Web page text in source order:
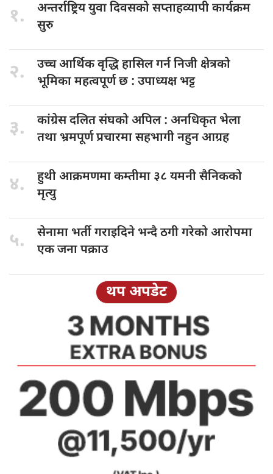
१. अन्तर्राष्ट्रिय युवादिवसको सप्ताहव्यापी कार्यक्रम
सुरु
२. उच्च आर्थिकवृद्धि हासिल गर्न निजी क्षेत्रको
भूमिका महत्वपूर्ण छ : उपाध्यक्ष भट्ट
३. कांग्रेस दलितसंघको अपिल : अनधिकृत भेला
तथा भ्रमपूर्ण प्रचारमा सहभागी नहुन आग्रह
४. हुथी आक्रमणमाकम्तीमा ३८ यमनी सैनिकको
मृत्यु
५. सेनामा भर्तीगराइदिने भन्दै ठगी गरेको आरोपमा
एक जना पक्राउ
थप अपडेट